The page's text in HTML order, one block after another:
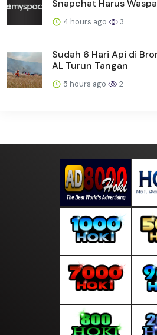
Snapchat Harus
4 hours ago 3
Sudah 6 Hari Api di
AL Turun Tangan
5 hours ago 2